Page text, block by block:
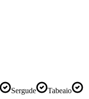
Sergude
Tabeaio